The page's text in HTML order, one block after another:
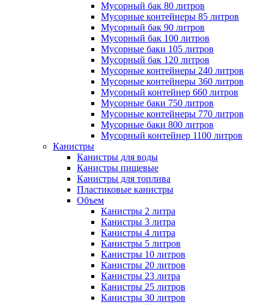
Мусорный бак 80 литров
Мусорные контейнеры 85 литров
Мусорный бак 90 литров
Мусорный бак 100 литров
Мусорные баки 105 литров
Мусорный бак 120 литров
Мусорные контейнеры 240 литров
Мусорные контейнеры 360 литров
Мусорный контейнер 660 литров
Мусорные баки 750 литров
Мусорные контейнеры 770 литров
Мусорные баки 800 литров
Мусорный контейнер 1100 литров
Канистры
Канистры для воды
Канистры пищевые
Канистры для топлива
Пластиковые канистры
Объем
Канистры 2 литра
Канистры 3 литра
Канистры 4 литра
Канистры 5 литров
Канистры 10 литров
Канистры 20 литров
Канистры 23 литра
Канистры 25 литров
Канистры 30 литров